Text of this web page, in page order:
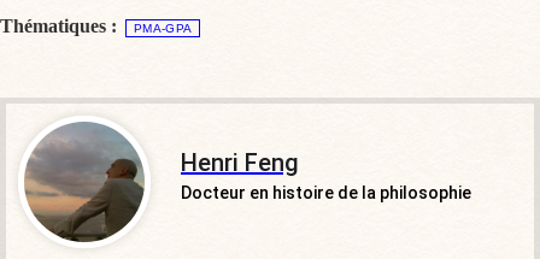
Thématiques : PMA-GPA
Henri Feng
Docteur en histoire de la philosophie